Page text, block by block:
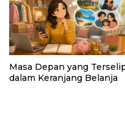
Masa Depan yang
dalam Keranjang Belanja